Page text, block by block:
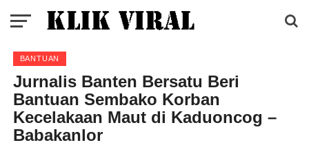
BANTUAN
Jurnalis Banten Bersatu Beri
Bantuan Sembako Korban
Kecelakaan Maut di Kaduoncog –
Babakanlor